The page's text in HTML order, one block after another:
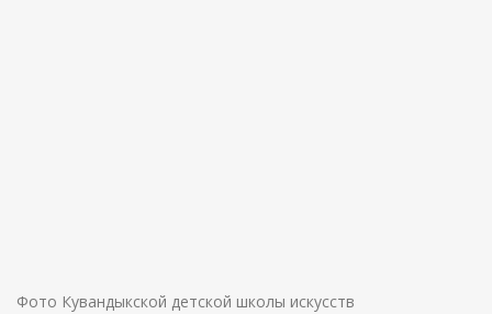
Фото Кувандыкской детской школы искусств